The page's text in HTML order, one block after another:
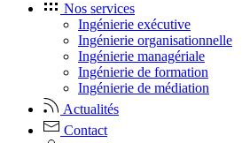
Nos services
Ingénierie exécutive
Ingénierie organisationnelle
Ingénierie managériale
Ingénierie de formation
Ingénierie de médiation
Actualités
Contact